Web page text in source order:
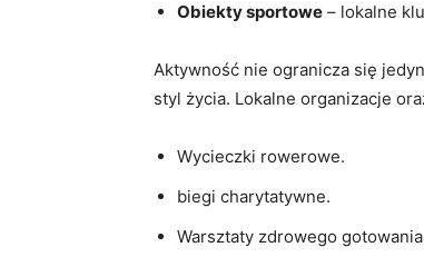
Obiekty sportowe – lokalne
Aktywność ⁤nie ‍ogranicza‌ się
styl życia. Lokalne organizacje
Wycieczki rowerowe.
biegi ​charytatywne.
Warsztaty zdrowego